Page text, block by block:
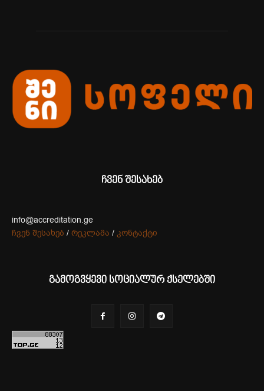
ჩვენ შესახებ
info@accreditation.ge
ჩვენ შესახებ / რეკლამა / კონტაქტი
გამოგვყევი სოციალურ ქსელებში